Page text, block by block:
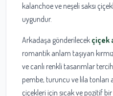
kalanchoe ve neşeli saksı
uygundur.
Arkadaşa gönderilecek çiçek
romantik anlam taşıyan
ve canlı renkli tasarımlar
pembe, turuncu ve lila tonları
çiçekleri için sıcak ve pozitif